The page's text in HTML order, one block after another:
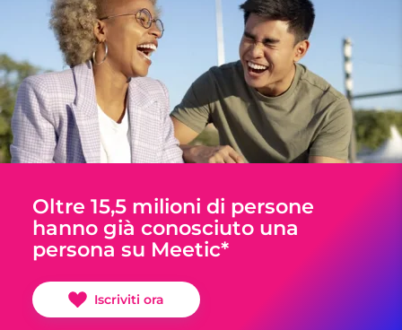
Oltre 15,5 milioni di persone
hanno già conosciuto una
persona su Meetic*
Iscriviti ora